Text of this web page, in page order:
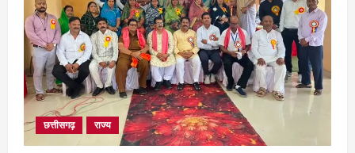
छत्तीसगढ़ राज्य